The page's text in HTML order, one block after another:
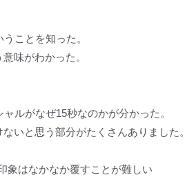
ことを知った。
味がわかった。
ルがなぜ15秒なのかが分かった。
いと思う部分がたくさんありました。
象はなかなか覆すことが難しい